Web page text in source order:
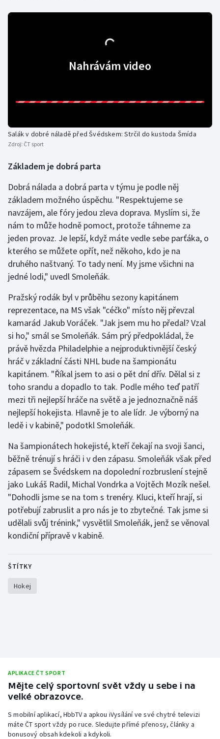
Lyže a snowboard
Plavání
Rychlobruslení
Rychlostní kanoistika
Short track
Sportovní střelba
Stolní tenis
Triatlon
Veslování
Vodní slalom
Volejbal
Ostatní
Nahrávám video
Salák v dobré náladě před Švédskem: Strčil do kustoda Šmída
Zdroj: ČT sport
Základem je dobrá parta
Dobrá nálada a dobrá parta v týmu je podle něj
základem možného úspěchu. "Respektujeme se
navzájem, ale fóry jedou zleva doprava. Myslím si, že
nám to může hodně pomoct, protože táhneme za
jeden provaz. Je lepší, když máte vedle sebe parťáka, o
kterého se můžete opřít, než někoho, kdo je na
druhého naštvaný. To tady není. My jsme všichni na
jedné lodi," uvedl Smoleňák.
Pražský rodák byl v průběhu sezony kapitánem
reprezentace, na MS však "céčko" místo něj převzal
kamarád Jakub Voráček. "Jak jsem mu ho předal? Vzal
si ho," smál se Smoleňák. Sám prý předpokládal, že
právě hvězda Philadelphie a nejproduktivnější český
hráč v základní části NHL bude na šampionátu
kapitánem. "Říkal jsem to asi o pět dní dřív. Dělal si z
toho srandu a dopadlo to tak. Podle mého teď patří
mezi tři nejlepší hráče na světě a je jednoznačně náš
nejlepší hokejista. Hlavně je to ale lídr. Je výborný na
ledě i v kabině," podotkl Smoleňák.
Na šampionátech hokejisté, kteří čekají na svoji šanci,
běžně trénují s hráči i v den zápasu. Smoleňák však před
zápasem se Švédskem na dopolední rozbruslení stejně
jako Lukáš Radil, Michal Vondrka a Vojtěch Mozík nešel.
"Dohodli jsme se na tom s trenéry. Kluci, kteří hrají, si
potřebují zabruslit a pro nás je to zbytečné. Tak jsme si
udělali svůj trénink," vysvětlil Smoleňák, jenž se věnoval
kondiční přípravě v kabině.
ŠTÍTKY
Hokej
APLIKACE ČT SPORT
Mějte celý sportovní svět vždy u sebe i na
velké obrazovce.
S mobilní aplikací, HbbTV a apkou iVysílání ve své chytré televizi
máte ČT sport vždy po ruce. Sledujte přímé přenosy, články a
bonusový obsah kdekoli a kdykoli.